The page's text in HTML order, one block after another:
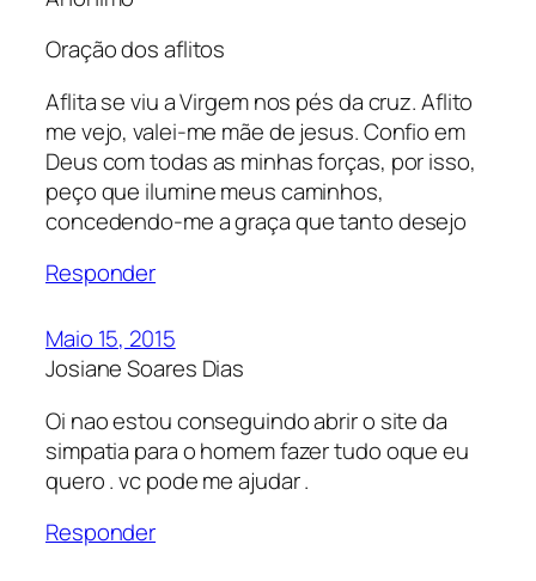
Oração dos aflitos
Aflita se viu a Virgem nos pés da cruz. Aflito
me vejo, valei-me mãe de jesus. Confio em
Deus com todas as minhas forças, por isso,
peço que ilumine meus caminhos,
concedendo-me a graça que tanto desejo
Responder
Maio 15, 2015
Josiane Soares Dias
Oi nao estou conseguindo abrir o site da
simpatia para o homem fazer tudo oque eu
quero . vc pode me ajudar .
Responder